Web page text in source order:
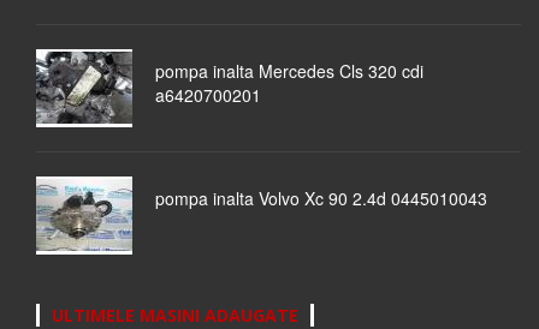
pompa inalta Mercedes Cls 320 cdi
a6420700201
pompa inalta Volvo Xc 90 2.4d 0445010043
ULTIMELE MASINI ADAUGATE